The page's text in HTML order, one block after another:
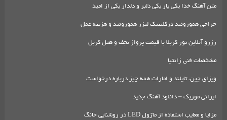
متن آهنگ خدا یکی یار یکی دلبر و دلدار یکی از امید
جراحی هموروئید درکلینیک لیزر هموروئید و هزینه عمل
رزرو آنلاین تور کربلا با قیمت پرواز نجف و هتل کربل
مشخصات فنی زانتیا
ویزای چین، تایلند و امارات همه چیز درباره درخواست
ایرانی موزیک – دانلود آهنگ جدید
مزایا و معایب استفاده از ماژول LED در روشنایی خانگ